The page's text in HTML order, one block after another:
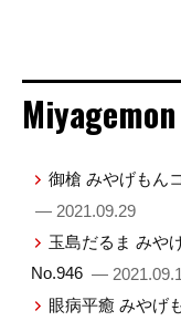
Miyagemon
御槍 みやげもん
— 2021.09.29
玉島だるま みや
No.946 —
眼病平癒 みやげ